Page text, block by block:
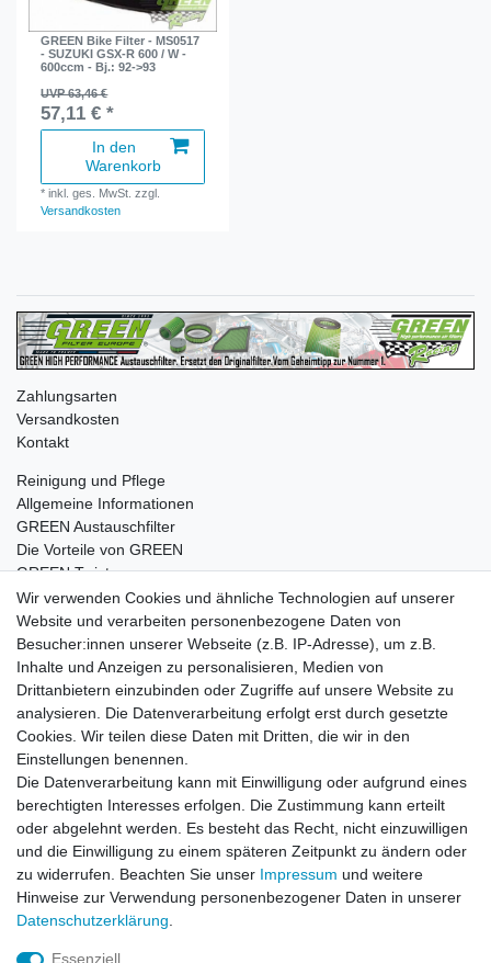
GREEN Bike Filter - MS0517
- SUZUKI GSX-R 600 / W -
600ccm - Bj.: 92->93
UVP 63,46 €
57,11 € *
In den
Warenkorb
*inkl. ges. MwSt. zzgl.
Versandkosten
Zahlungsarten
Versandkosten
Kontakt
Reinigung und Pflege
Allgemeine Informationen
GREEN Austauschfilter
Die Vorteile von GREEN
GREEN Twister
Impressum Daten­schutz­erklärung AGB
Barrierefreiheitserklärung Widerrufs­recht
Vertrag widerrufen Kontakt
© Copyright 2026 | Alle Rechte vorbehalten.
Wir verwenden Cookies und ähnliche Technologien auf unserer
Website und verarbeiten personenbezogene Daten von
Besucher:innen unserer Webseite (z.B. IP-Adresse), um z.B.
Inhalte und Anzeigen zu personalisieren, Medien von
Drittanbietern einzubinden oder Zugriffe auf unsere Website zu
analysieren. Die Datenverarbeitung erfolgt erst durch gesetzte
Cookies. Wir teilen diese Daten mit Dritten, die wir in den
Einstellungen benennen.
Die Datenverarbeitung kann mit Einwilligung oder aufgrund eines
berechtigten Interesses erfolgen. Die Zustimmung kann erteilt
oder abgelehnt werden. Es besteht das Recht, nicht einzuwilligen
und die Einwilligung zu einem späteren Zeitpunkt zu ändern oder
zu widerrufen. Beachten Sie unser Impressum und weitere
Hinweise zur Verwendung personenbezogener Daten in unserer
Daten­schutz­erklärung
Essenziell